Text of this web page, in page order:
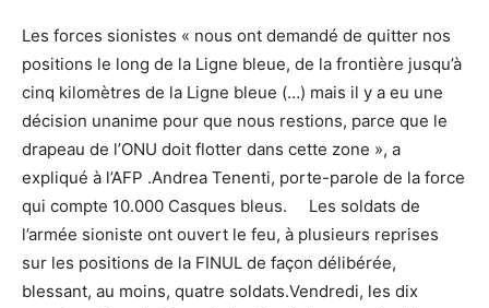
Les forces sionistes « nous ont demandé de quitter nos
positions le long de la Ligne bleue, de la frontière jusqu’à
cinq kilomètres de la Ligne bleue (…) mais il y a eu une
décision unanime pour que nous restions, parce que le
drapeau de l’ONU doit flotter dans cette zone », a
expliqué à l’AFP .Andrea Tenenti, porte-parole de la force
qui compte 10.000 Casques bleus. Les soldats de
l’armée sioniste ont ouvert le feu, à plusieurs reprises
sur les positions de la FINUL de façon délibérée,
blessant, au moins, quatre soldats.Vendredi, les dix